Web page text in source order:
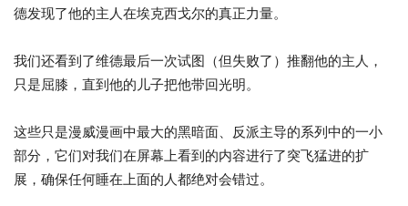
德发现了他的主人在埃克西戈尔的真正力量。
我们还看到了维德最后一次试图（但失败了）推翻他的主人，
只是屈膝，直到他的儿子把他带回光明。
这些只是漫威漫画中最大的黑暗面、反派主导的系列中的一小
部分，它们对我们在屏幕上看到的内容进行了突飞猛进的扩
展，确保任何睡在上面的人都绝对会错过。